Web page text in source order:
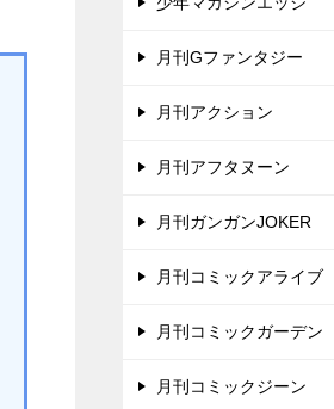
月刊Gファンタジー
月刊アクション
月刊アフタヌーン
月刊ガンガンJOKER
月刊コミックアライブ
月刊コミックガーデン
月刊コミックジーン